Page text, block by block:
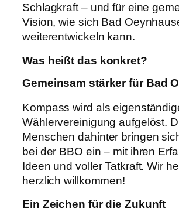
Schlagkraft – und für eine
Vision, wie sich Bad
weiterentwickeln kann.
Was heißt das konkret?
Gemeinsam stärker für Bad
Kompass wird als
Wählervereinigung aufgelöst.
Menschen dahinter bringen
bei der BBO ein – mit ihren
Ideen und voller Tatkraft. Wir
herzlich willkommen!
Ein Zeichen für die Zukunft